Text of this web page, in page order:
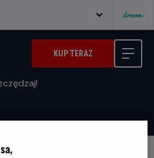
KUP TERAZ